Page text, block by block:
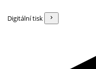
Digitální tisk